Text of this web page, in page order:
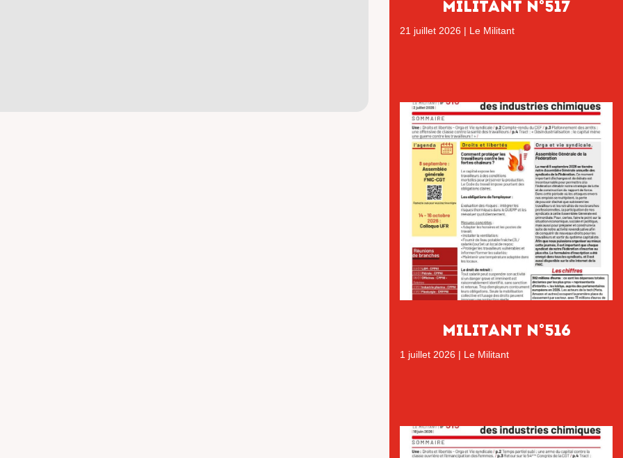
MILITANT N°517
21 juillet 2026 | Le Militant
MILITANT N°516
1 juillet 2026 | Le Militant